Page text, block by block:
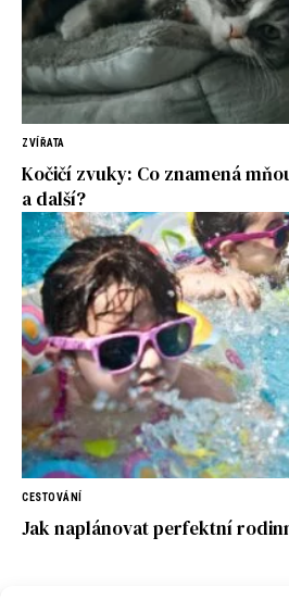
ZVÍŘATA
Kočičí zvuky: Co znamená
a další?
CESTOVÁNÍ
Jak naplánovat perfektní